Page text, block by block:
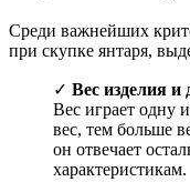
Среди важнейших
при скупке янтаря,
✓ Вес изделия и
Вес играет одну
вес, тем больше
он отвечает
характеристикам.